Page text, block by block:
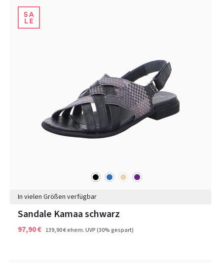
schwarz
blau beigelila
In vielen Größen verfügbar
Sandale Kamaa schwarz
97,90 € 139,90 €ehem. UVP(30% gespart)